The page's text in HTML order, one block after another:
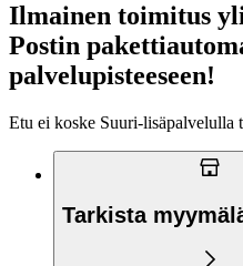
Ilmainen toimitus
Postin
palvelupisteeseen!
Etu ei koske Suuri‑lisäpalvelulla
Tarkista